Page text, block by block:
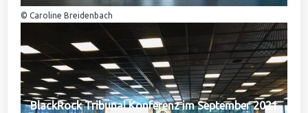
© Caroline Breidenbach
BlackRock Tribunal Konferenz im September 2021